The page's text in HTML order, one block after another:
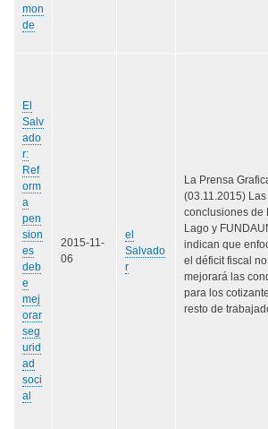
mon
de
El
Salv
ado
r:
Ref
orm
a
pen
sion
es
deb
e
mej
orar
seg
urid
ad
soci
al
2015-11-
06
el
Salvado
r
La Prensa
(03.11.2015) Las
conclusiones de
Lago y
indican que
el déficit fiscal no
mejorará las
para los
resto de